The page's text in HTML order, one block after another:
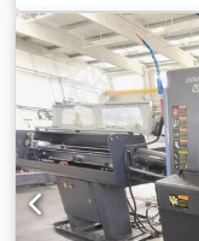
5 000 ford/min,
dokumentáció /
fokozatmentesen
turning diameter:
mm X / Z races:
axis): 730 mm C
spindle speed:
posts Machine
Machine weight: